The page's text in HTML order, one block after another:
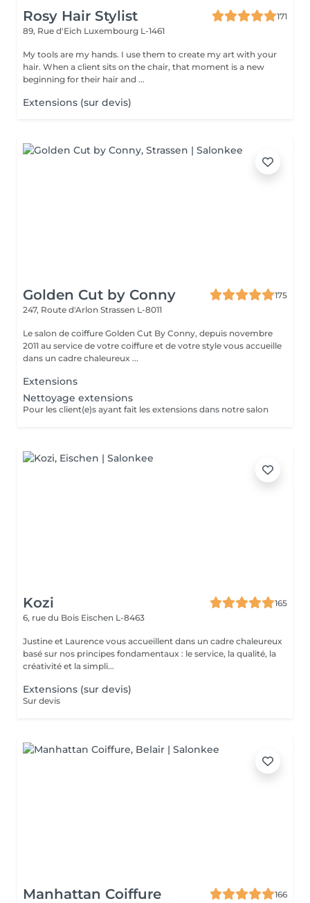
Rosy Hair Stylist
171
89, Rue d'Eich Luxembourg L-1461
My tools are my hands. I use them to create my art with your
hair. When a client sits on the chair, that moment is a new
beginning for their hair and ...
Extensions (sur devis)
Golden Cut by Conny
175
247, Route d'Arlon Strassen L-8011
Le salon de coiffure Golden Cut By Conny, depuis novembre
2011 au service de votre coiffure et de votre style vous accueille
dans un cadre chaleureux ...
Extensions
Nettoyage extensions
Pour les client(e)s ayant fait les extensions dans notre salon
Kozi
165
6, rue du Bois Eischen L-8463
Justine et Laurence vous accueillent dans un cadre chaleureux
basé sur nos principes fondamentaux : le service, la qualité, la
créativité et la simpli...
Extensions (sur devis)
Sur devis
Manhattan Coiffure
166